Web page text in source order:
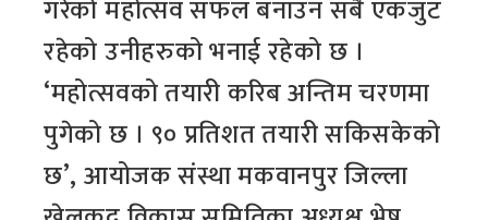
गरेको महोत्सव सफल बनाउन सबै एकजुट
रहेको उनीहरुको भनाई रहेको छ ।
‘महोत्सवको तयारी करिब अन्तिम चरणमा
पुगेको छ । ९० प्रतिशत तयारी सकिसकेको
छ’, आयोजक संस्था मकवानपुर जिल्ला